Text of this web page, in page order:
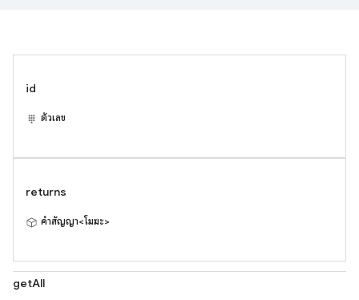
id
ตัวเลข
returns
คำสัญญา<โมฆะ>
getAll